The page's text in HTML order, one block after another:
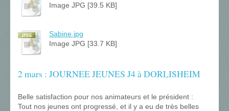
Image JPG [39.5 KB]
Sabine.jpg
Image JPG [33.7 KB]
2 mars : JOURNEE JEUNES J4 à DORLISHEIM
Belle satisfaction pour nos animateurs et le président :
Tout nos jeunes ont progressé, et il y a eu de très belles